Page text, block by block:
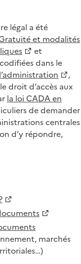
légal a été
et modalités
et
dans le
,
droit d’accès aux
la loi CADA en
de demander
centrales
d’y répondre,
marchés